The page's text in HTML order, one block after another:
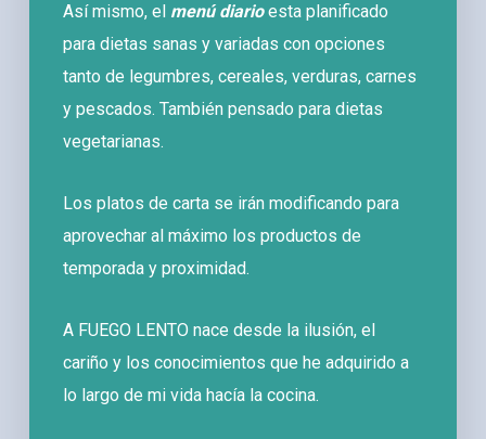
Así mismo, el menú diarioesta planificado
para dietas sanas y variadas con opciones
tanto de legumbres, cereales, verduras, carnes
y pescados. También pensado para dietas
vegetarianas.
Los platos de carta se irán modificando para
aprovechar al máximo los productos de
temporada y proximidad.
A FUEGO LENTO nace desde la ilusión, el
cariño y los conocimientos que he adquirido a
lo largo de mi vida hacía la cocina.